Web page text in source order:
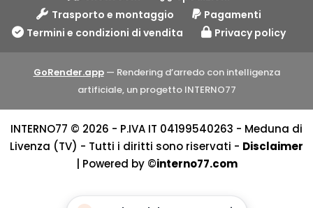
Trasporto e montaggio
Pagamenti
Termini e condizioni di vendita
Privacy policy
GoRender.app— Rendering d’arredo con intelligenza
artificiale, un progetto INTERNO77
INTERNO77 © 2026 - P.IVA IT 04199540263 - Meduna di
Livenza (TV) - Tutti i diritti sono riservati - Disclaimer
| Powered by ©interno77.com